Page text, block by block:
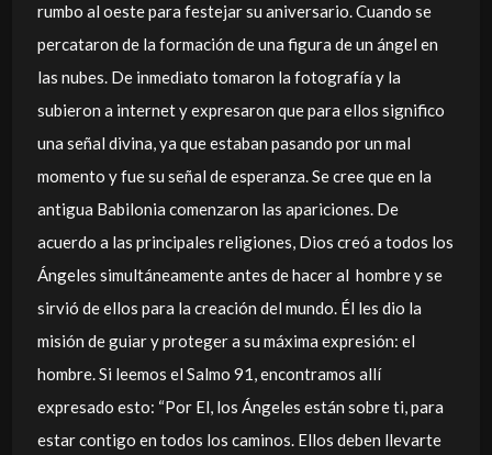
rumbo al oeste para festejar su aniversario. Cuando se
percataron de la formación de una figura de un ángel en
las nubes. De inmediato tomaron la fotografía y la
subieron a internet y expresaron que para ellos significo
una señal divina, ya que estaban pasando por un mal
momento y fue su señal de esperanza. Se cree que en la
antigua Babilonia comenzaron las apariciones. De
acuerdo a las principales religiones, Dios creó a todos los
Ángeles simultáneamente antes de hacer al hombre y se
sirvió de ellos para la creación del mundo. Él les dio la
misión de guiar y proteger a su máxima expresión: el
hombre. Si leemos el Salmo 91, encontramos allí
expresado esto: “Por El, los Ángeles están sobre ti, para
estar contigo en todos los caminos. Ellos deben llevarte